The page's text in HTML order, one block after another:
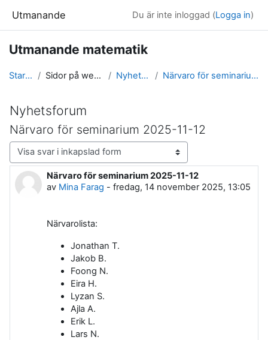
Utmanande Du är inte inloggad (Logga in)
Utmanande matematik
Startsida Sidor på webbplatsen Nyhetsforum Närvaro för seminarium 2025-11-12
Nyhetsforum
Närvaro för seminarium 2025-11-12
Visningsläge
Närvaro för seminarium 2025-11-12
av Mina Farag - fredag, 14 november 2025, 13:05
Antal svar: 0
Närvarolista:
Jonathan T.
Jakob B.
Foong N.
Eira H.
Lyzan S.
Ajla A.
Erik L.
Lars N.